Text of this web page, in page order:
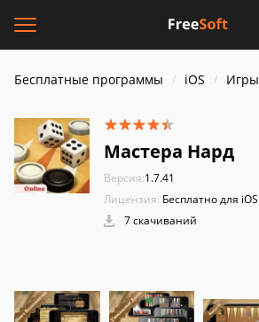
Бесплатные программы iOS Игры
Мастера Нард
Версия:1.7.41
Лицензия: Бесплатно для iOS
7 скачиваний